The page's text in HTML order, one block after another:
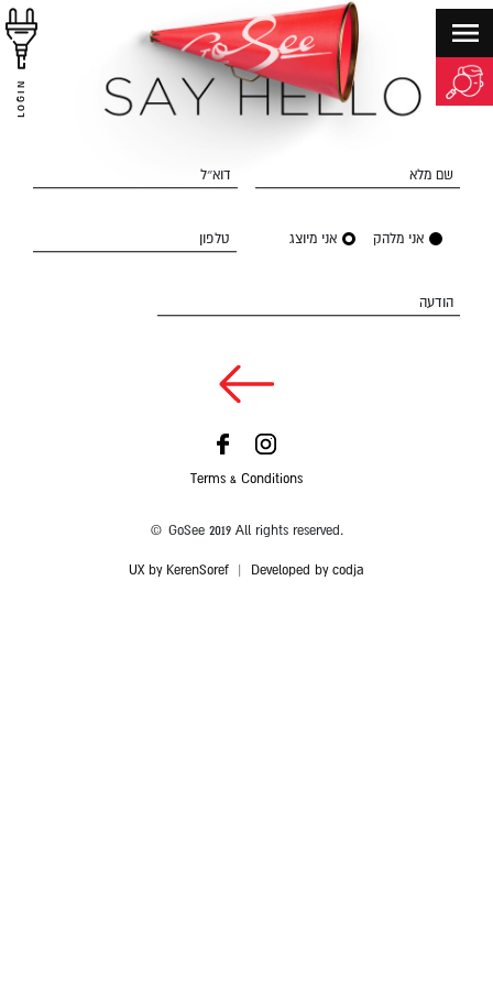
LOGIN
שם מלא דוא״ל
אני מלהק אני מיוצג טלפון
הודעה
Terms & Conditions
© GoSee 2019 All rights reserved.
UX by KerenSoref Developed by codja